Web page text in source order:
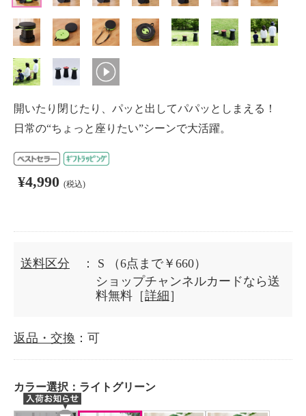
開いたり閉じたり、パッと出してパパッとしまえる！
日常の“ちょっと座りたい”シーンで大活躍。
¥4,990 (税込)
送料区分 ： S
（6点まで￥660）
ショップチャンネルカードなら送
料無料［詳細 ］
返品・交換 ：可
カラー選択： ライトグリーン